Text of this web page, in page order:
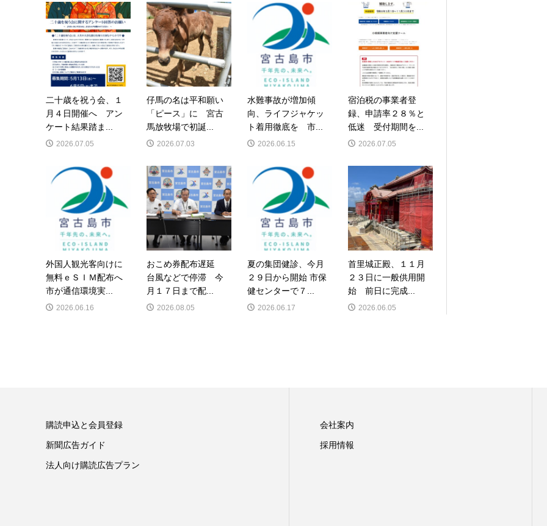
二十歳を祝う会、１
月４日開催へ アン
ケート結果踏ま...
2026.07.05
仔馬の名は平和願い
「ピース」に 宮古
馬放牧場で初誕...
2026.07.03
水難事故が増加傾
向、ライフジャケッ
ト着用徹底を 市...
2026.06.15
宿泊税の事業者登
録、申請率２８％と
低迷 受付期間を...
2026.07.05
外国人観光客向けに
無料ｅＳＩＭ配布へ
市が通信環境実...
2026.06.16
おこめ券配布遅延
台風などで停滞 今
月１７日まで配...
2026.08.05
夏の集団健診、今月
２９日から開始 市保
健センターで７...
2026.06.17
首里城正殿、１１月
２３日に一般供用開
始 前日に完成...
2026.06.05
購読申込と会員登録
新聞広告ガイド
法人向け購読広告プラン
会社案内
採用情報